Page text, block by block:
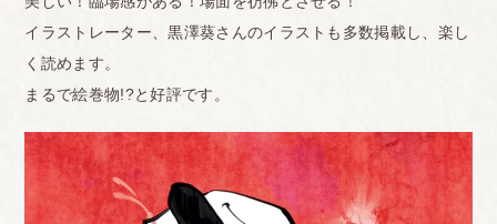
イラストレーター、黒澤葵さんのイラストも多数掲載し、楽し
く読めます。
まるで絵巻物!?と好評です。